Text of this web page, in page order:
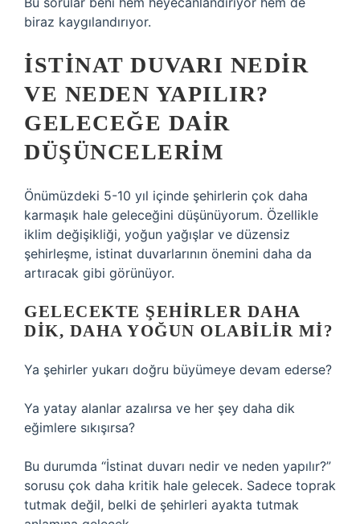
biraz kaygılandırıyor.
İSTINAT DUVARI NEDIR
VE NEDEN YAPILIR?
GELECEĞE DAIR
DÜŞÜNCELERIM
Önümüzdeki 5-10 yıl içinde şehirlerin çok daha
karmaşık hale geleceğini düşünüyorum. Özellikle
iklim değişikliği, yoğun yağışlar ve düzensiz
şehirleşme, istinat duvarlarının önemini daha da
artıracak gibi görünüyor.
GELECEKTE ŞEHIRLER DAHA
DIK, DAHA YOĞUN OLABILIR MI?
Ya şehirler yukarı doğru büyümeye devam ederse?
Ya yatay alanlar azalırsa ve her şey daha dik
eğimlere sıkışırsa?
Bu durumda “İstinat duvarı nedir ve neden yapılır?”
sorusu çok daha kritik hale gelecek. Sadece toprak
tutmak değil, belki de şehirleri ayakta tutmak